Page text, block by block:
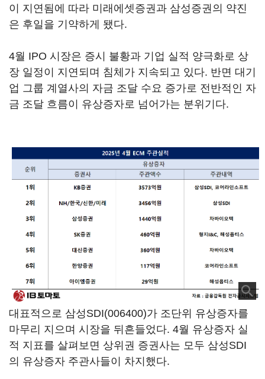
이 지연됨에 따라 미래에셋증권과 삼성증권의 약진
은 후일을 기약하게 됐다.
4월 IPO 시장은 증시 불황과 기업 실적 양극화로 상
장 일정이 지연되며 침체가 지속되고 있다. 반면 대기
업 그룹 계열사의 자금 조달 수요 증가로 전반적인 자
금 조달 흐름이 유상증자로 넘어가는 분위기다.
대표적으로 삼성SDI(006400)가 조단위 유상증자를
마무리 지으며 시장을 뒤흔들었다. 4월 유상증자 실
적 지표를 살펴보면 상위권 증권사는 모두 삼성SDI
의 유상증자 주관사들이 차지했다.